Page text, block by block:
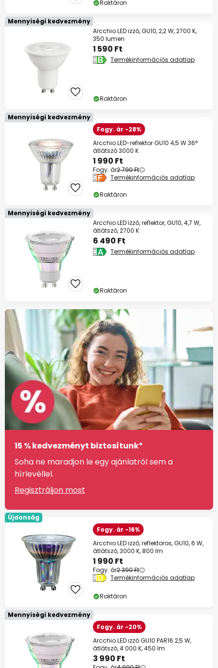
Raktáron
Mennyiségi kedvezmény
Arcchio LED izzó, GU10, 2,2 W, 2700 K,
350 lumen
1 590 Ft
Termékinformációs adatlap
Raktáron
Mennyiségi kedvezmény
Fogy. ár -28%
Arcchio LED-reflektor GU10 4,5 W 36°
átlátszó 3000 K
1 990 Ft
Fogy. ár2 790 Ft
Termékinformációs adatlap
Raktáron
Mennyiségi kedvezmény
Arcchio LED izzó, reflektor, GU10, 4,7 W,
átlátszó, 2700 K
6 490 Ft
Termékinformációs adatlap
Raktáron
15 % kedvezményt biztosítunk*
Soha ne maradjon le egy ajánlatról sem a
hírlevéllel.
Regisztráljon most
Újdonság
Fogy. ár -16%
Arcchio LED izzó, reflektoros, GU10, 6 W,
átlátszó, 3000 K, 800 lm
1 990 Ft
Fogy. ár2 390 Ft
Termékinformációs adatlap
Raktáron
Mennyiségi kedvezmény
Fogy. ár -20%
Arcchio LED izzó GU10 PAR16 2,5 W,
átlátszó, 4 000 K, 450 lm
3 990 Ft
Spórolj most
*Mentes gyartok